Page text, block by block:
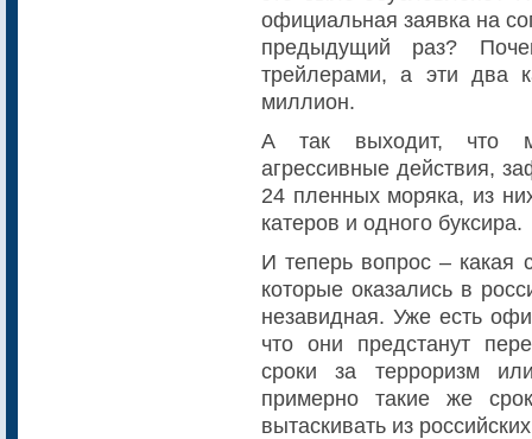
официальная заявка на
предыдущий раз?
трейлерами, а эти два
миллион.
А так выходит, что
агрессивные действия,
24 пленных моряка, из
катеров и одного буксира.
И теперь вопрос – какая
которые оказались в
незавидная. Уже есть
что они предстанут
сроки за терроризм
примерно такие же
вытаскивать из